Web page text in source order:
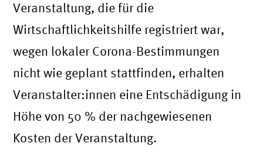
Veranstaltung, die für die
Wirtschaftlichkeitshilfe registriert war,
wegen lokaler Corona-Bestimmungen
nicht wie geplant stattfinden, erhalten
Veranstalter:innen eine Entschädigung in
Höhe von 50 % der nachgewiesenen
Kosten der Veranstaltung.